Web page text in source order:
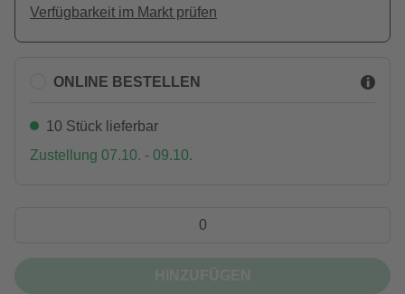
Verfügbarkeit im Markt prüfen
ONLINE BESTELLEN
10 Stück lieferbar
Zustellung 07.10. - 09.10.